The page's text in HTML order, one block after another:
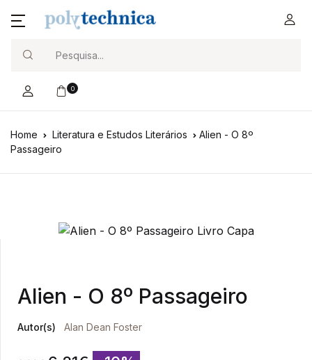
0
Home Literatura e Estudos Literários
Alien - O 8º
Passageiro
Alien - O 8º Passageiro
Autor(s) Alan Dean Foster